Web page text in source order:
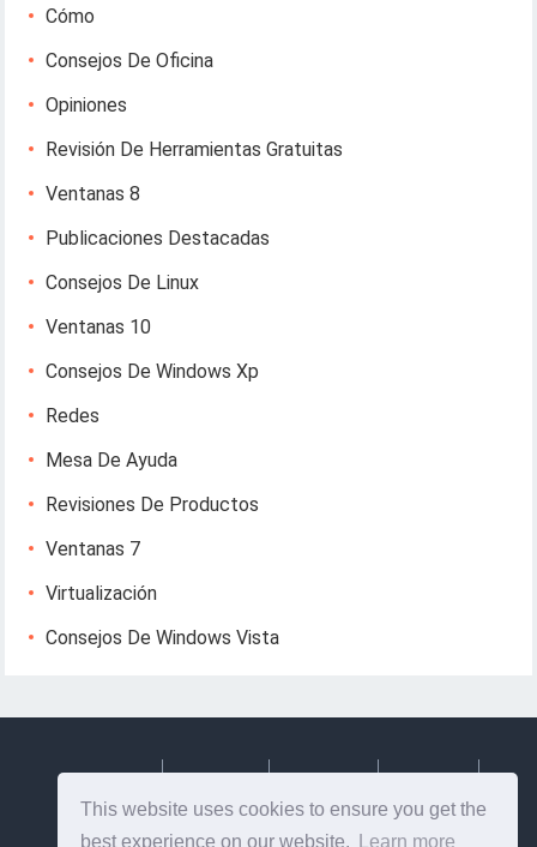
This website uses cookies to ensure you get the
best experience on our website.
Learn more
Cómo
Consejos De Oficina
Opiniones
Revisión De Herramientas Gratuitas
Ventanas 8
Publicaciones Destacadas
Consejos De Linux
Ventanas 10
Consejos De Windows Xp
Redes
Mesa De Ayuda
Revisiones De Productos
Ventanas 7
Virtualización
Consejos De Windows Vista